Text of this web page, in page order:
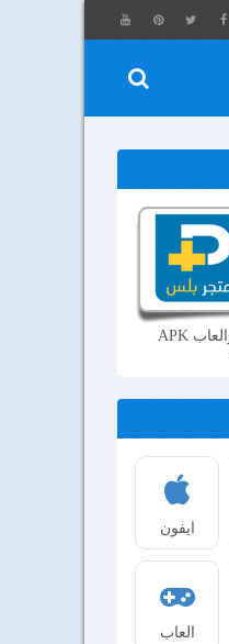
متجر بلس لتحميل تطبيقات والعاب APK
ايفون
العاب